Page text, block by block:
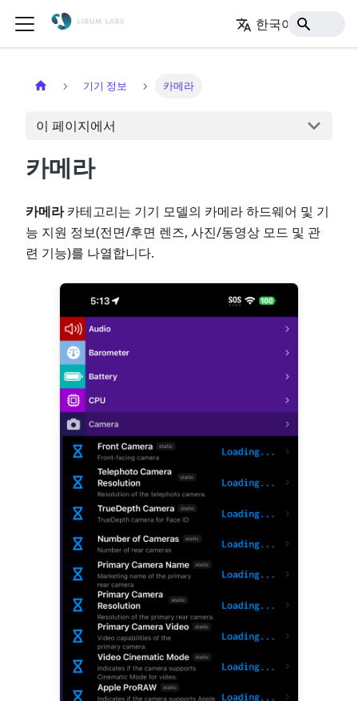
한국어
기기 정보 카메라
이 페이지에서
카메라
카메라카테고리는 기기 모델의 카메라 하드웨어 및 기
능 지원 정보(전면/후면 렌즈, 사진/동영상 모드 및 관
련 기능)를 나열합니다.